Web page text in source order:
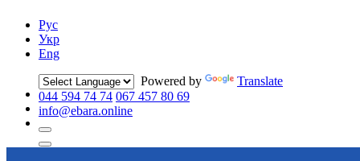
Рус
Укр
Eng
Powered by
Translate
044 594 74 74 067 457 80 69
info@ebara.online